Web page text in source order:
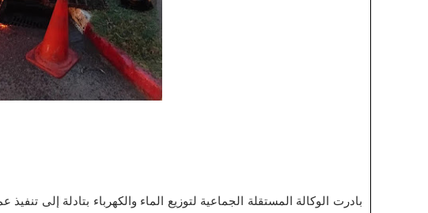
بادرت الوكالة المستقلة الجماعية لتوزيع الماء والكهرباء بتادلة إلى